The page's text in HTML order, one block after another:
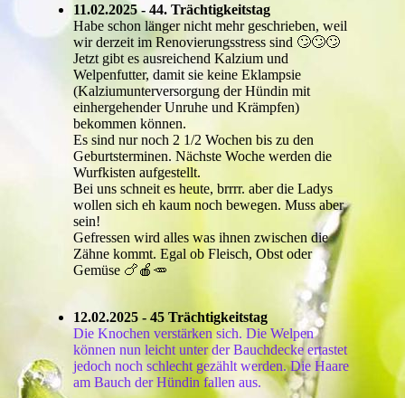
11.02.2025 - 44. Trächtigkeitstag
Habe schon länger nicht mehr geschrieben, weil
wir derzeit im Renovierungsstress sind 🙄🙄🙄
Jetzt gibt es ausreichend Kalzium und
Welpenfutter, damit sie keine Eklampsie
(Kalziumunterversorgung der Hündin mit
einhergehender Unruhe und Krämpfen)
bekommen können.
Es sind nur noch 2 1/2 Wochen bis zu den
Geburtsterminen. Nächste Woche werden die
Wurfkisten aufgestellt.
Bei uns schneit es heute, brrrr. aber die Ladys
wollen sich eh kaum noch bewegen. Muss aber
sein!
Gefressen wird alles was ihnen zwischen die
Zähne kommt. Egal ob Fleisch, Obst oder
Gemüse 🍗🍎🥕
12.02.2025 - 45 Trächtigkeitstag
Die Knochen verstärken sich. Die Welpen
können nun leicht unter der Bauchdecke ertastet
jedoch noch schlecht gezählt werden. Die Haare
am Bauch der Hündin fallen aus.